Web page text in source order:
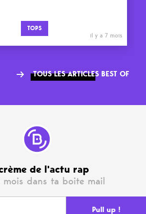
TOPS
il y a 7 mois
TOUS LES ARTICLES BEST OF
de l'actu rap
mois dans ta boite mail